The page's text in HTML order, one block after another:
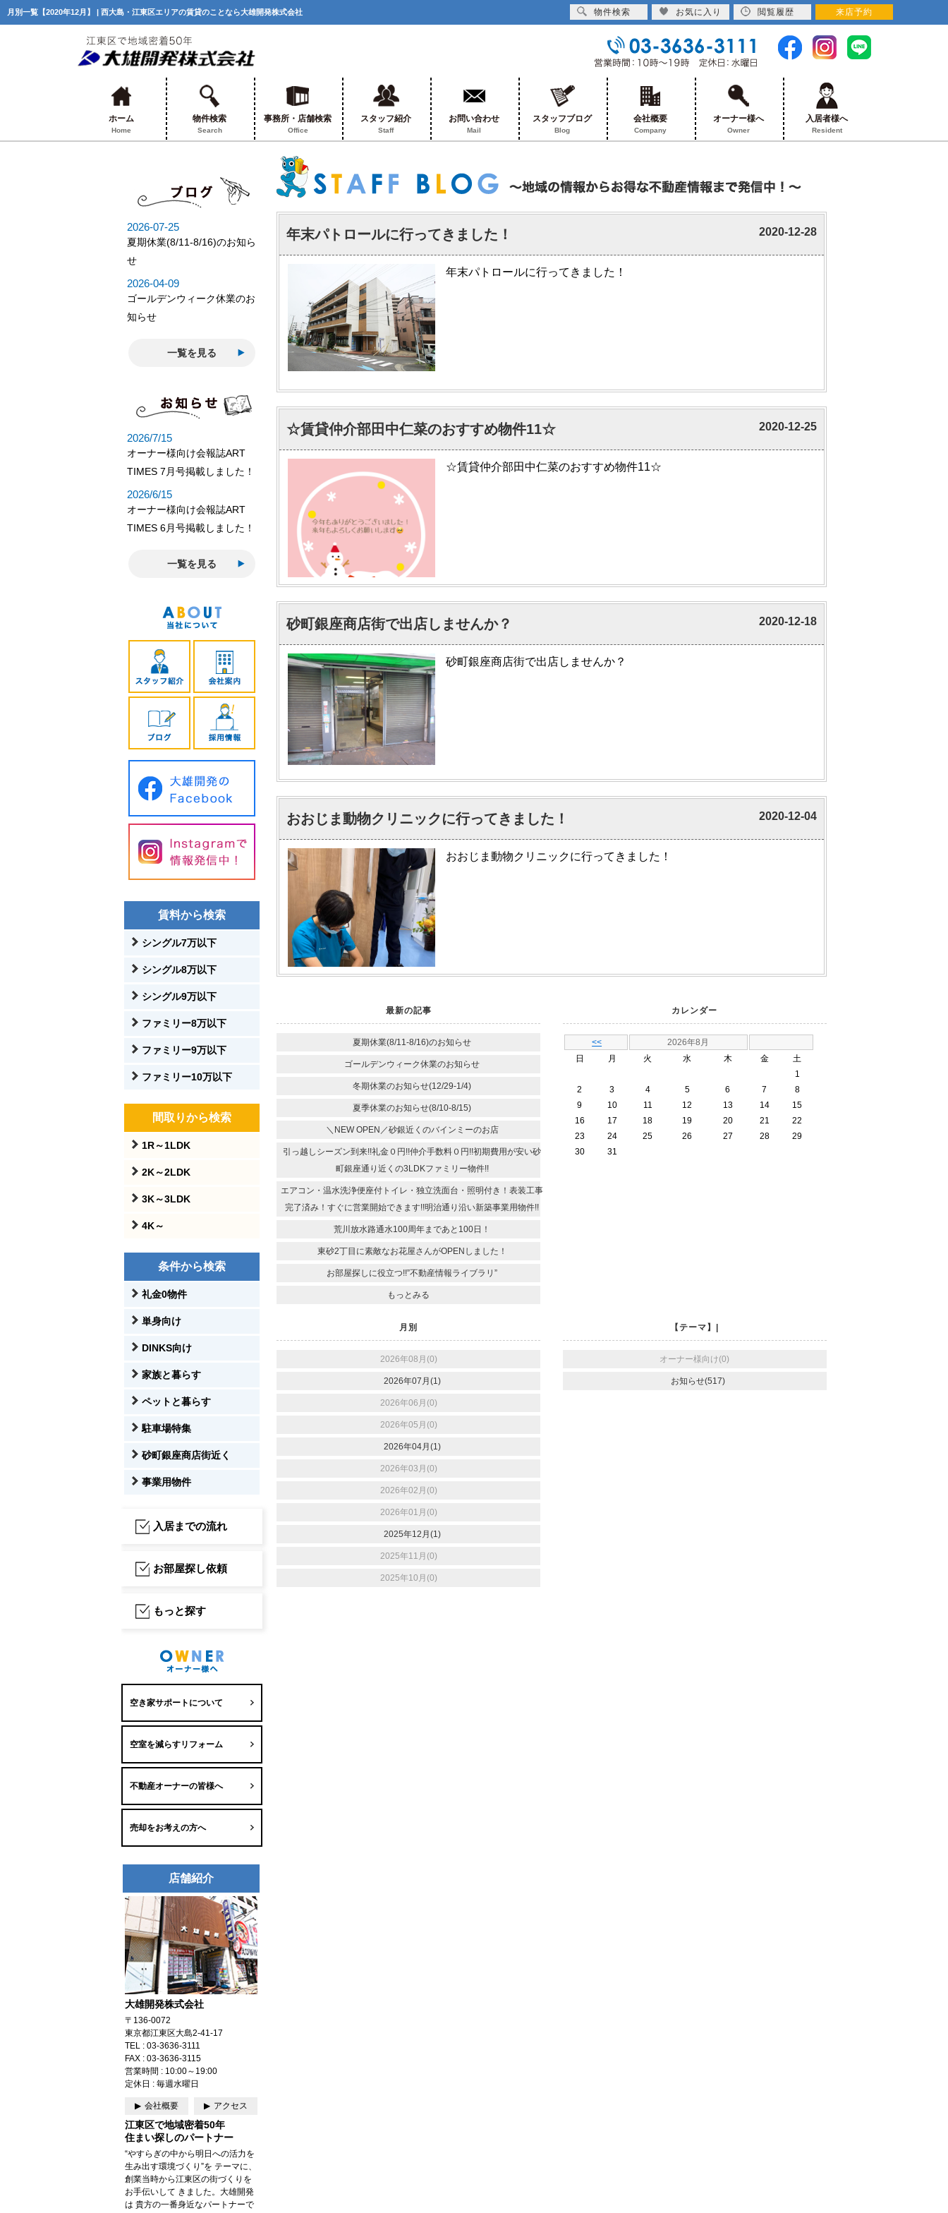
月別一覧【2020年12月】 | 西大島・江東区エリアの賃貸のことなら大雄開発株式会社
ホーム
Home
物件検索
Search
事務所・店舗検索
Office
スタッフ紹介
Staff
お問い合わせ
Mail
スタッフブログ
Blog
会社概要
Company
オーナー様へ
Owner
入居者様へ
Resident
年末パトロールに行ってきました！ 2020-12-28
年末パトロールに行ってきました！
☆賃貸仲介部田中仁菜のおすすめ物件11☆ 2020-12-25
☆賃貸仲介部田中仁菜のおすすめ物件11☆
砂町銀座商店街で出店しませんか？ 2020-12-18
砂町銀座商店街で出店しませんか？
おおじま動物クリニックに行ってきました！ 2020-12-04
おおじま動物クリニックに行ってきました！
最新の記事
夏期休業(8/11-8/16)のお知らせ
ゴールデンウィーク休業のお知らせ
冬期休業のお知らせ(12/29-1/4)
夏季休業のお知らせ(8/10-8/15)
＼NEW OPEN／砂銀近くのバインミーのお店
引っ越しシーズン到来!!礼金０円!!仲介手数料０円!!初期費用が安い砂
町銀座通り近くの3LDKファミリー物件!!
エアコン・温水洗浄便座付トイレ・独立洗面台・照明付き！表装工事
完了済み！すぐに営業開始できます!!明治通り沿い新築事業用物件!!
荒川放水路通水100周年まであと100日！
東砂2丁目に素敵なお花屋さんがOPENしました！
お部屋探しに役立つ!!”不動産情報ライブラリ”
もっとみる
カレンダー
<<
2026年8月
日
月 火 水 木 金
土
1
2
3 4 5 6 7
8
9
10 11 12 13 14
15
16
17 18 19 20 21
22
23
24 25 26 27 28
29
30
31
月別
2026年08月(0)
2026年07月(1)
2026年06月(0)
2026年05月(0)
2026年04月(1)
2026年03月(0)
2026年02月(0)
2026年01月(0)
2025年12月(1)
2025年11月(0)
2025年10月(0)
【テーマ】|
オーナー様向け(0)
お知らせ(517)
一覧を見る
一覧を見る
賃料から検索
シングル7万以下
シングル8万以下
シングル9万以下
ファミリー8万以下
ファミリー9万以下
ファミリー10万以下
間取りから検索
1R～1LDK
2K～2LDK
3K～3LDK
4K～
条件から検索
礼金0物件
単身向け
DINKS向け
家族と暮らす
ペットと暮らす
駐車場特集
砂町銀座商店街近く
事業用物件
入居までの流れ
お部屋探し依頼
もっと探す
空き家サポートについて
空室を減らすリフォーム
不動産オーナーの皆様へ
売却をお考えの方へ
店舗紹介
大雄開発株式会社
〒136-0072
東京都江東区大島2-41-17
TEL : 03-3636-3111
FAX : 03-3636-3115
営業時間 : 10:00～19:00
定休日 : 毎週水曜日
会社概要 アクセス
江東区で地域密着50年
住まい探しのパートナー
“やすらぎの中から明日への活力を
生み出す環境づくり”を テーマに、
創業当時から江東区の街づくりを
お手伝いして きました。大雄開発
は 貴方の一番身近なパートナーで
物件検索 お気に入り 閲覧履歴 来店予約